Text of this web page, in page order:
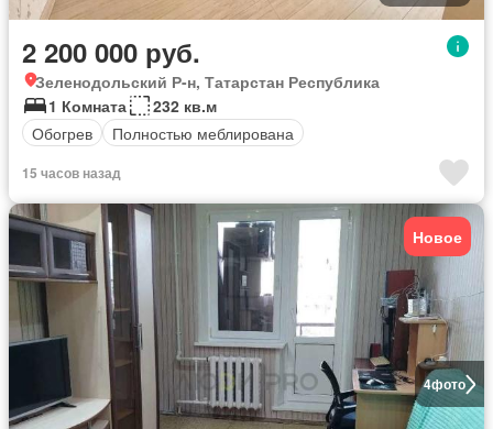
2 200 000 руб.
Зеленодольский Р-н, Татарстан Республика
1 Комната
232 кв.м
Обогрев
Полностью меблирована
15 часов назад
4фото
Новое